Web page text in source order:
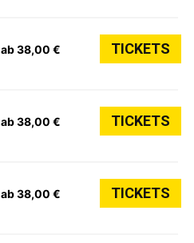
ab 38,00 € TICKETS
ab 38,00 € TICKETS
ab 38,00 € TICKETS